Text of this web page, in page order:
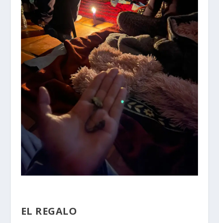
EL REGALO